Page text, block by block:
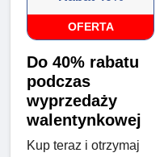
OFERTA
Do 40% rabatu
podczas
wyprzedaży
walentynkowej
Kup teraz i otrzymaj